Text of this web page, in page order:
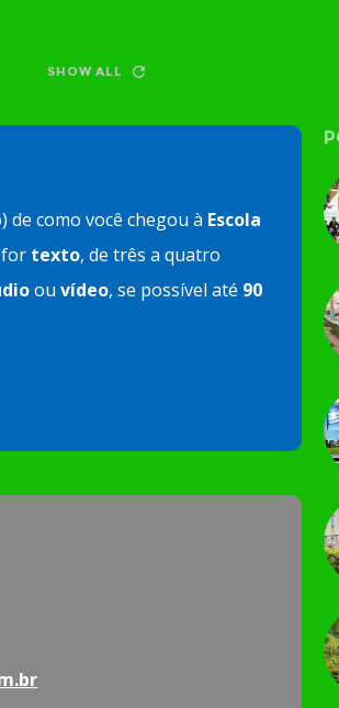
SHOW ALL
de como você chegou à Escola
for texto, de três a quatro
ou vídeo, se possível até 90